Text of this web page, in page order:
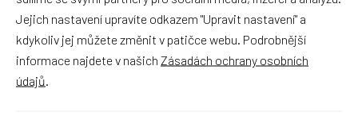
neověřuje.
Zatím zde nejsou žádné dotazy. Buďte první, kdo se zeptá!
Jejich nastavení upravíte odkazem "Upravit nastavení" a
kdykoliv jej můžete změnit v patičce webu. Podrobnější
informace najdete v našich Zásadách ochrany osobních
údajů